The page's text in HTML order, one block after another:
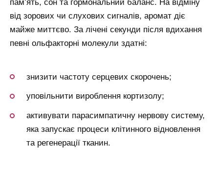
пам’ять, сон та гормональний баланс. На відміну
від зорових чи слухових сигналів, аромат діє
майже миттєво. За лічені секунди після вдихання
певні ольфакторні молекули здатні:
знизити частоту серцевих скорочень;
уповільнити вироблення кортизолу;
активувати парасимпатичну нервову систему,
яка запускає процеси клітинного відновлення
та регенерації тканин.